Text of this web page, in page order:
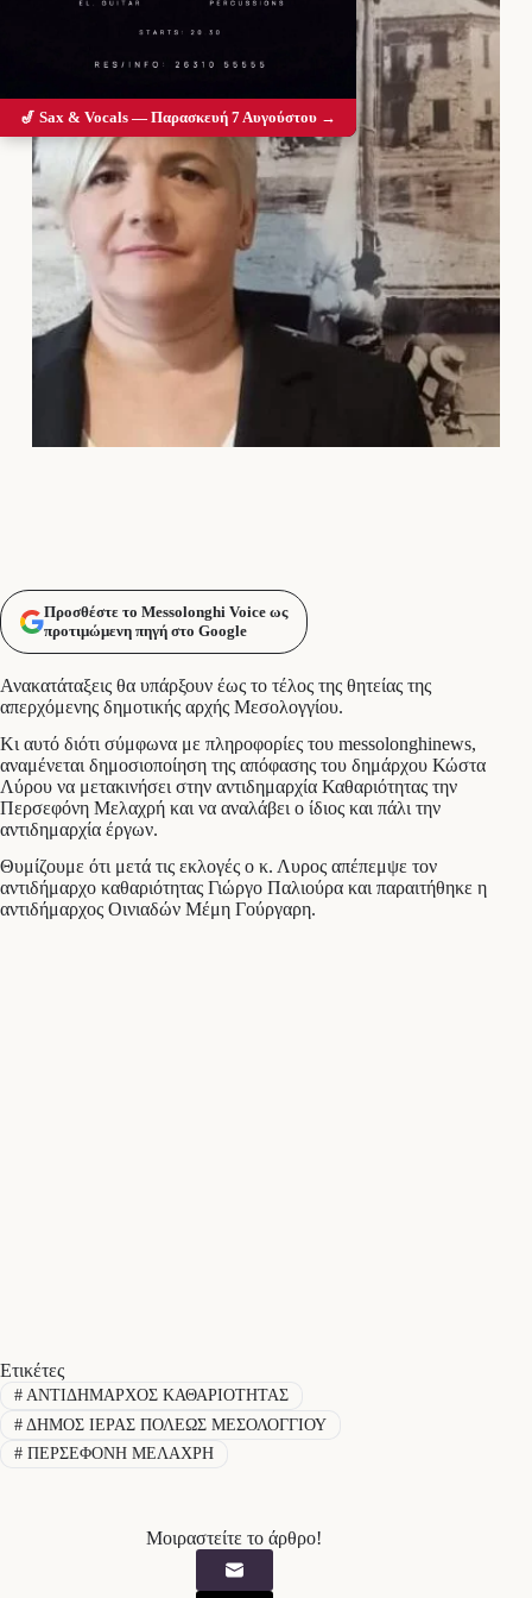
Προσθέστε το Messolonghi Voice ως
προτιμώμενη πηγή στο Google
Ανακατάταξεις θα υπάρξουν έως το τέλος της θητείας της
απερχόμενης δημοτικής αρχής Μεσολογγίου.
Κι αυτό διότι σύμφωνα με πληροφορίες του messolonghinews,
αναμένεται δημοσιοποίηση της απόφασης του δημάρχου Κώστα
Λύρου να μετακινήσει στην αντιδημαρχία Καθαριότητας την
Περσεφόνη Μελαχρή και να αναλάβει ο ίδιος και πάλι την
αντιδημαρχία έργων.
Θυμίζουμε ότι μετά τις εκλογές ο κ. Λυρος απέπεμψε τον
αντιδήμαρχο καθαριότητας Γιώργο Παλιούρα και παραιτήθηκε η
αντιδήμαρχος Οινιαδών Μέμη Γούργαρη.
Ετικέτες
#ΑΝΤΙΔΗΜΑΡΧΟΣ ΚΑΘΑΡΙΟΤΗΤΑΣ
#ΔΗΜΟΣ ΙΕΡΑΣ ΠΟΛΕΩΣ ΜΕΣΟΛΟΓΓΙΟΥ
#ΠΕΡΣΕΦΟΝΗ ΜΕΛΑΧΡΗ
Μοιραστείτε το άρθρο!
🎷 Sax & Vocals — Παρασκευή 7 Αυγούστου →